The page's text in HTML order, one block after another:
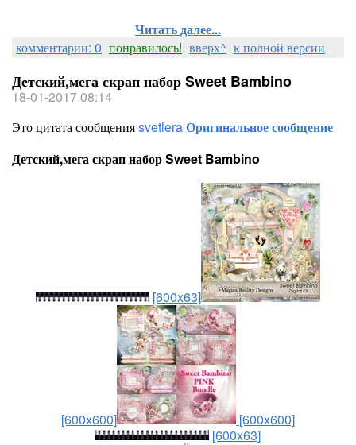
Читать далее...
комментарии: 0 понравилось! вверх^ к полной версии
Детский,мега скрап набор Sweet Bambino
18-01-2017 08:14
Это цитата сообщенияsvetleraОригинальное сообщение
Детский,мега скрап набор Sweet Bambino
[600x63]
[600x600]
[600x600]
[600x63]